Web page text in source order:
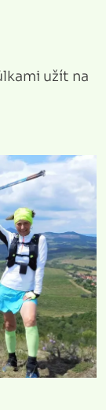
užít na